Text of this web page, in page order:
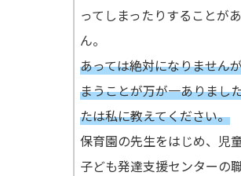
ってしまったりすることが
ん。
あっては絶対になりません
まうことが万が一ありまし
たは私に教えてください。
保育園の先生をはじめ、児
子ども発達支援センターの